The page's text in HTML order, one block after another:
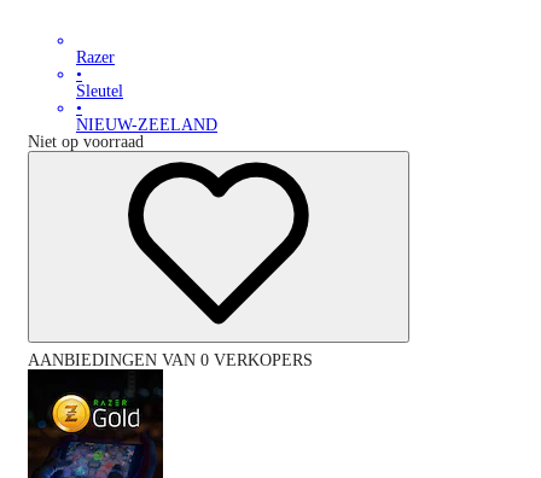
Razer
•
Sleutel
•
NIEUW-ZEELAND
Niet op voorraad
AANBIEDINGEN VAN 0 VERKOPERS